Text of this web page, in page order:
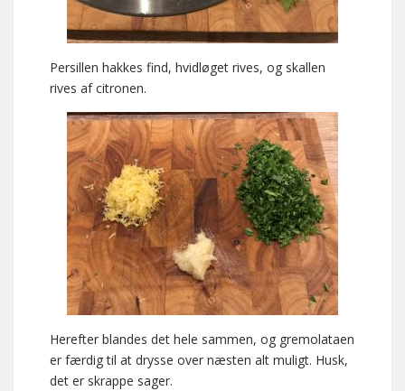
Persillen hakkes find, hvidløget rives, og skallen
rives af citronen.
Herefter blandes det hele sammen, og gremolataen
er færdig til at drysse over næsten alt muligt. Husk,
det er skrappe sager.